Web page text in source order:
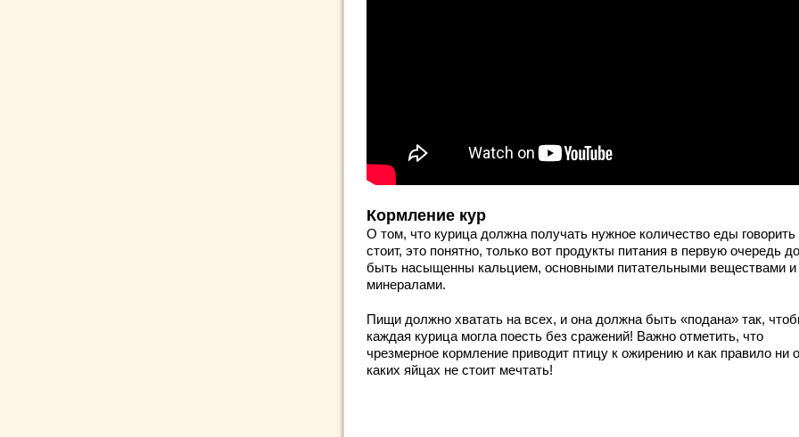
Кормление кур
О том, что курица должна получать нужное количество еды говорить
стоит, это понятно, только вот продукты питания в первую очередь
быть насыщенны кальцием, основными питательными веществами и
минералами.
Пищи должно хватать на всех, и она должна быть «подана» так,
каждая курица могла поесть без сражений! Важно отметить, что
чрезмерное кормление приводит птицу к ожирению и как правило ни о
каких яйцах не стоит мечтать!